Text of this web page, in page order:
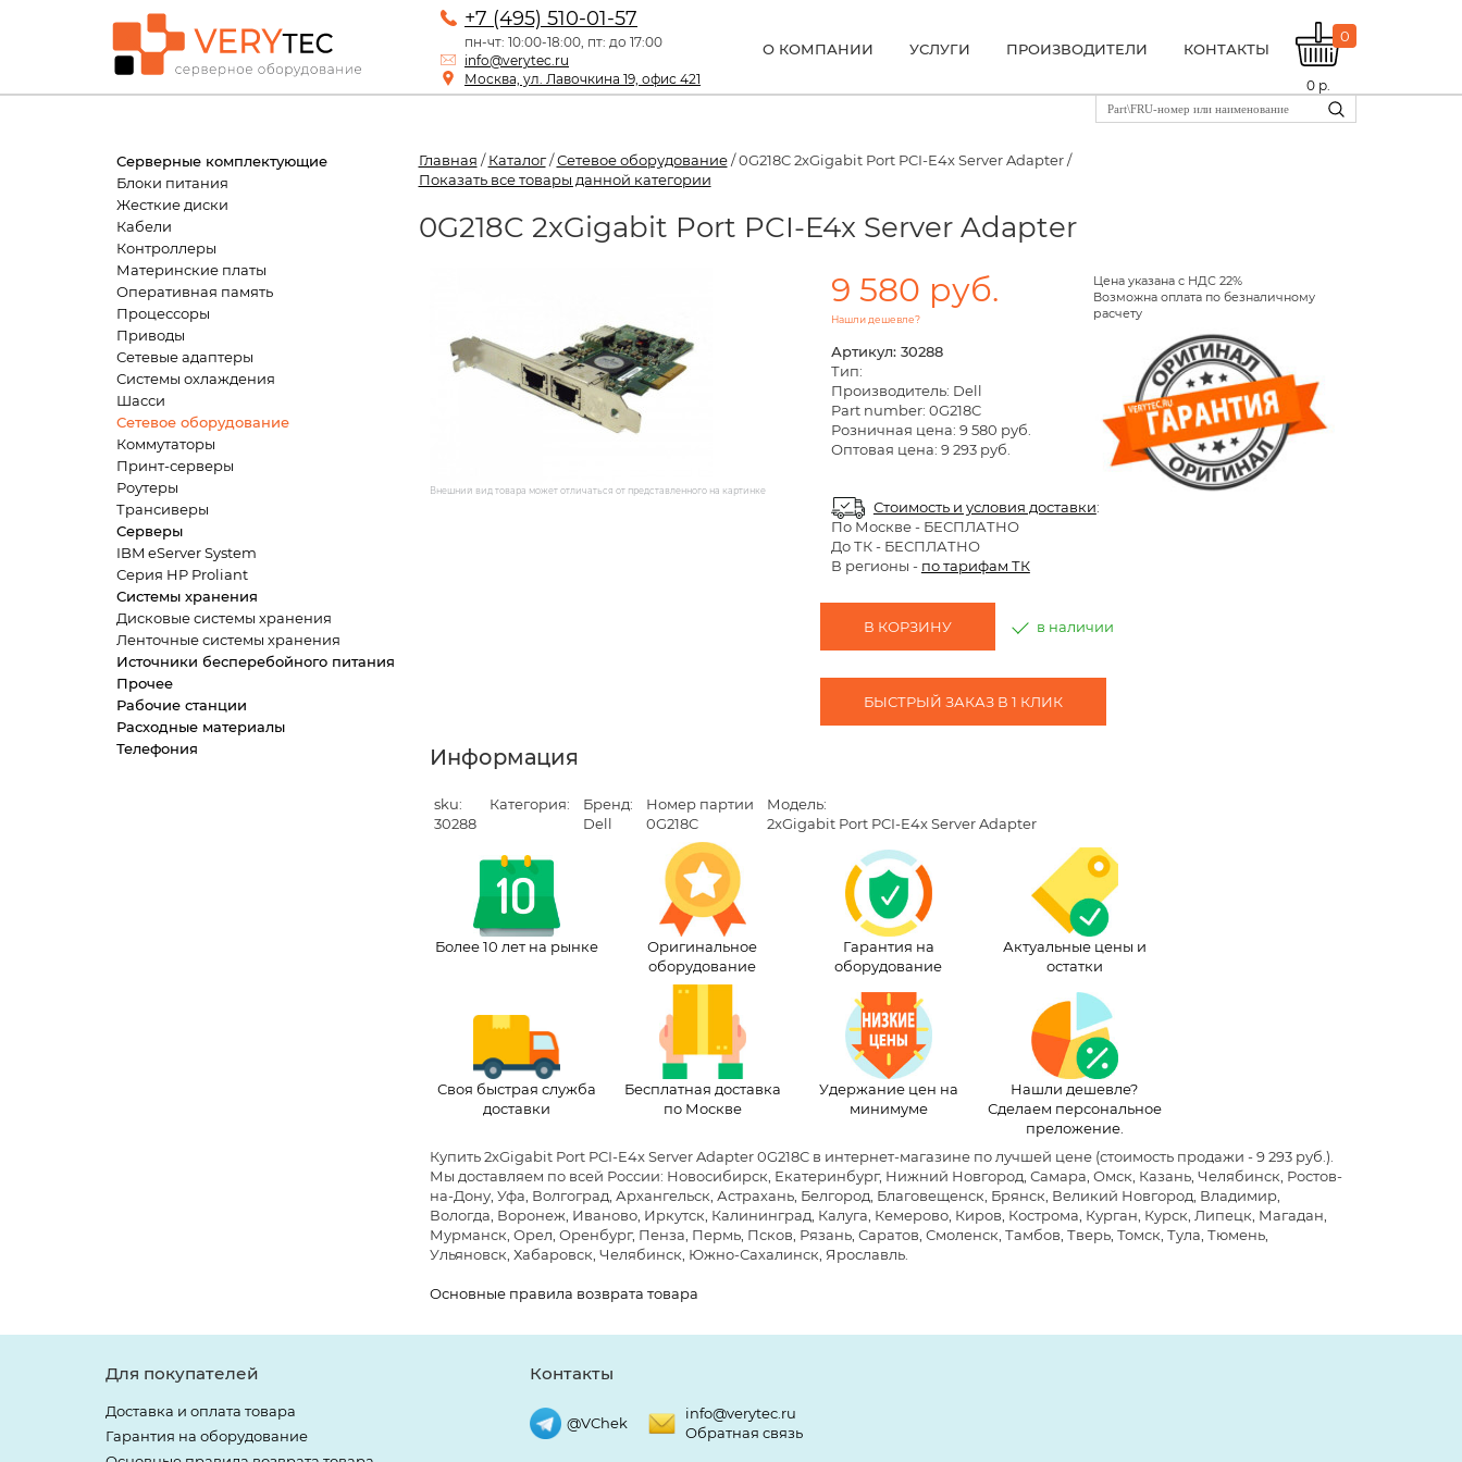
+7 (495) 510-01-57
пн-чт: 10:00-18:00, пт: до 17:00
info@verytec.ru
Москва, ул. Лавочкина 19, офис 421
О КОМПАНИИ УСЛУГИ ПРОИЗВОДИТЕЛИ КОНТАКТЫ
0
0 р.
Серверные комплектующие
Блоки питания
Жесткие диски
Кабели
Контроллеры
Материнские платы
Оперативная память
Процессоры
Приводы
Сетевые адаптеры
Системы охлаждения
Шасси
Сетевое оборудование
Коммутаторы
Принт-серверы
Роутеры
Трансиверы
Серверы
IBM eServer System
Серия HP Proliant
Системы хранения
Дисковые системы хранения
Ленточные системы хранения
Источники бесперебойного питания
Прочее
Рабочие станции
Расходные материалы
Телефония
Главная /Каталог/Сетевое оборудование/ 0G218C 2xGigabit Port PCI-E4x Server Adapter /
Показать все товары данной категории
0G218C 2xGigabit Port PCI-E4x Server Adapter
Внешний вид товара может отличаться от представленного на картинке
9 580 руб.
Нашли дешевле?
Цена указана с НДС 22%
Возможна оплата по безналичному
расчету
Артикул: 30288
Тип:
Производитель: Dell
Part number: 0G218C
Розничная цена: 9 580 руб.
Оптовая цена: 9 293 руб.
Стоимость и условия доставки:
По Москве- БЕСПЛАТНО
До ТК - БЕСПЛАТНО
В регионы - по тарифам ТК
В КОРЗИНУ в наличии
БЫСТРЫЙ ЗАКАЗ В 1 КЛИК
Информация
sku:
30288
Категория:
Бренд:
Dell
Номер партии
0G218C
Модель:
2xGigabit Port PCI-E4x Server Adapter
Более 10 лет на рынке
Оригинальное
оборудование
Гарантия на
оборудование
Актуальные цены и
остатки
Своя быстрая служба
доставки
Бесплатная доставка
по Москве
Удержание цен на
минимуме
Нашли дешевле?
Сделаем персональное
преложение.
Купить 2xGigabit Port PCI-E4x Server Adapter 0G218C в интернет-магазине по лучшей цене(стоимость продажи - 9 293 руб.)
Мы доставляем по всей России: Новосибирск, Екатеринбург, Нижний Новгород, Самара, Омск, Казань, Челябинск, Ростов-
на-Дону, Уфа, Волгоград, Архангельск, Астрахань, Белгород, Благовещенск, Брянск, Великий Новгород, Владимир,
Вологда, Воронеж, Иваново, Иркутск, Калининград, Калуга, Кемерово, Киров, Кострома, Курган, Курск, Липецк, Магадан,
Мурманск, Орел, Оренбург, Пенза, Пермь, Псков, Рязань, Саратов, Смоленск, Тамбов, Тверь, Томск, Тула, Тюмень,
Ульяновск, Хабаровск, Челябинск, Южно-Сахалинск, Ярославль.
Основные правила возврата товара
Для покупателей
Доставка и оплата товара
Гарантия на оборудование
Контакты
@VChek
info@verytec.ru
Обратная связь